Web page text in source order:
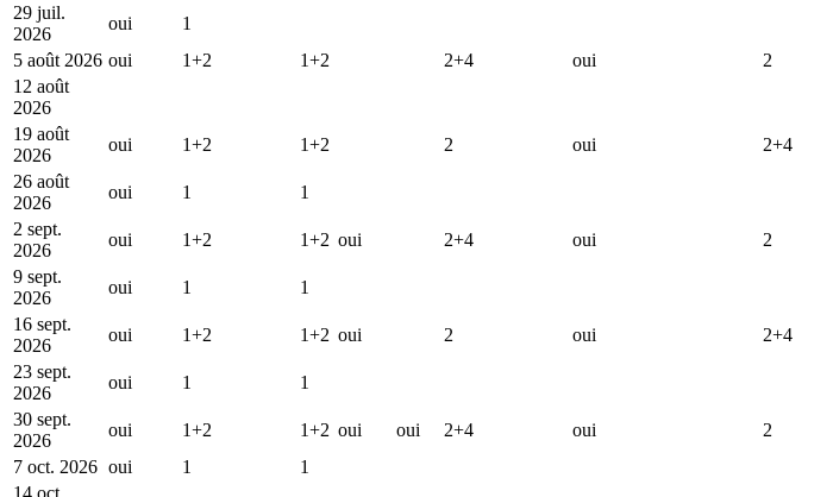
29 juil.
2026
oui
1
5 août 2026 oui 1+2 1+2 2+4 oui
2
12 août
2026
19 août
2026
oui 1+2 1+2 2 oui 2+4
26 août
2026
oui 1
1
2 sept.
2026
oui 1+2 1+2 oui 2+4 oui
2
9 sept.
2026
oui 1
1
16 sept.
2026
oui 1+2 1+2 oui 2 oui 2+4
23 sept.
2026
oui 1
1
30 sept.
2026
oui 1+2 1+2 oui oui 2+4 oui
2
7 oct. 2026 oui 1
1
14 oct.